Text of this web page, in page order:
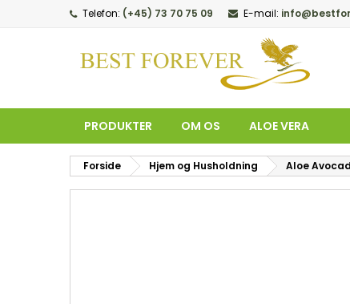
Telefon: (+45) 73 70 75 09 E-mail:
PRODUKTER OM OS ALOE VERA
Forside Hjem og Husholdning Aloe